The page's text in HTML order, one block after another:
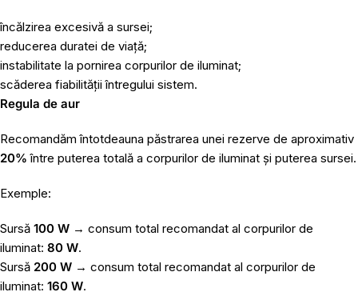
încălzirea excesivă a sursei;
reducerea duratei de viață;
instabilitate la pornirea corpurilor de iluminat;
scăderea fiabilității întregului sistem.
Regula de aur
Recomandăm întotdeauna păstrarea unei rezerve de aproximativ
20% între puterea totală a corpurilor de iluminat și puterea sursei.
Exemple:
Sursă 100 W → consum total recomandat al corpurilor de
iluminat: 80 W.
Sursă 200 W → consum total recomandat al corpurilor de
iluminat: 160 W.